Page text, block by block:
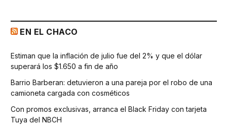
EN EL CHACO
Estiman que la inflación de julio fue del 2% y que el dólar
superará los $1.650 a fin de año
Barrio Barberan: detuvieron a una pareja por el robo de una
camioneta cargada con cosméticos
Con promos exclusivas, arranca el Black Friday con tarjeta
Tuya del NBCH